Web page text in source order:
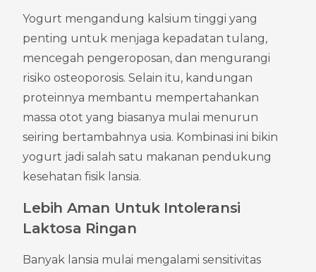
Yogurt mengandung kalsium tinggi yang
penting untuk menjaga kepadatan tulang,
mencegah pengeroposan, dan mengurangi
risiko osteoporosis. Selain itu, kandungan
proteinnya membantu mempertahankan
massa otot yang biasanya mulai menurun
seiring bertambahnya usia. Kombinasi ini bikin
yogurt jadi salah satu makanan pendukung
kesehatan fisik lansia.
Lebih Aman Untuk Intoleransi
Laktosa Ringan
Banyak lansia mulai mengalami sensitivitas